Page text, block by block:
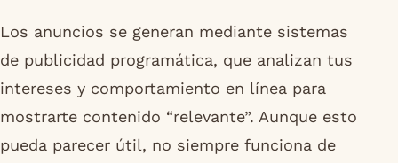
Los anuncios se generan mediante sistemas
de publicidad programática, que analizan tus
intereses y comportamiento en línea para
mostrarte contenido “relevante”. Aunque esto
pueda parecer útil, no siempre funciona de